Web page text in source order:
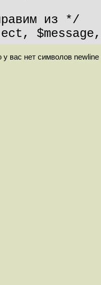
из */
у вас нет символов